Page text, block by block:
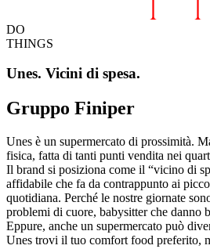
DO
THINGS
Unes. Vicini di spesa.
Gruppo Finiper
Unes è un supermercato di prossimità.
fisica, fatta di tanti punti vendita nei
Il brand si posiziona come il “vicino di
affidabile che fa da contrappunto ai
quotidiana. Perché le nostre giornate
problemi di cuore, babysitter che danno
Eppure, anche un supermercato può
Unes trovi il tuo comfort food preferito,